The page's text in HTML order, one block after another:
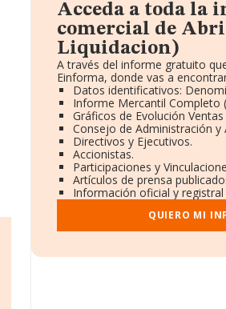
Acceda a toda la
comercial de
Liquidacion)
A través del informe gratuito
Einforma, donde vas a
Datos identificativos:
Informe Mercantil Completo
Gráficos de Evolución
Consejo de Administración y
Directivos y Ejecutivos.
Accionistas.
Participaciones y
Artículos de prensa
Información oficial y
QUIERO MI